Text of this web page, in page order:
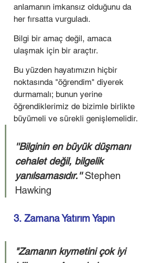
anlamanın imkansız olduğunu da
her fırsatta vurguladı.
Bilgi bir amaç değil, amaca
ulaşmak için bir araçtır.
Bu yüzden hayatımızın hiçbir
noktasında "öğrendim" diyerek
durmamalı; bunun yerine
öğrendiklerimiz de bizimle birlikte
büyümeli ve sürekli genişlemelidir.
''Bilginin en büyük düşmanı
cehalet değil, bilgelik
yanılsamasıdır.'' Stephen
Hawking
3. Zamana Yatırım Yapın
"Zamanın kıymetini çok iyi